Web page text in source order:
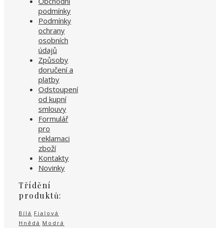
podmínky
Podmínky
ochrany
osobních
údajů
Způsoby
doručení a
platby
Odstoupení
od kupní
smlouvy
Formulář
pro
reklamaci
zboží
Kontakty
Novinky
Třídění
produktů:
Bílá Fialová
Hnědá Modrá